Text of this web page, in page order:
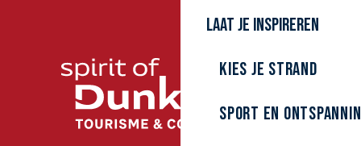
Laat je inspireren
Kies je strand
Sport en